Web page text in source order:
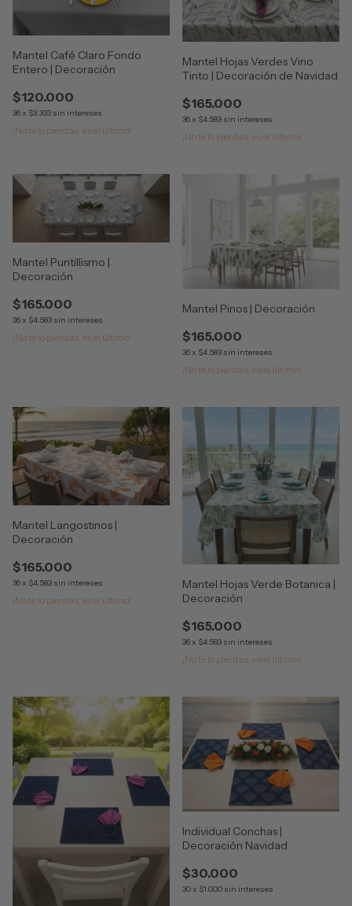
Mantel Café Claro Fondo
Entero | Decoración
$120.000
36x $3.333 sin intereses
¡No te lo pierdas, es el último!
Mantel Hojas Verdes Vino
Tinto | Decoración de Navidad
$165.000
36x $4.583 sin intereses
¡No te lo pierdas, es el último!
Mantel Puntillismo |
Decoración
$165.000
36x $4.583 sin intereses
¡No te lo pierdas, es el último!
Mantel Pinos | Decoración
$165.000
36x $4.583 sin intereses
¡No te lo pierdas, es el último!
Mantel Langostinos |
Decoración
$165.000
36x $4.583 sin intereses
¡No te lo pierdas, es el último!
Mantel Hojas Verde Botanica |
Decoración
$165.000
36x $4.583 sin intereses
¡No te lo pierdas, es el último!
Individual Conchas |
Decoración Navidad
$30.000
30x $1.000 sin intereses